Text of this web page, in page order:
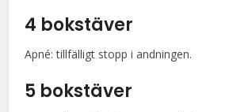
4 bokstäver
Apné: tillfälligt stopp i andningen.
5 bokstäver